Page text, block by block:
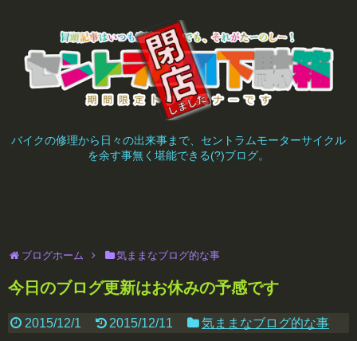
バイクの修理から日々の出来事まで、セントラムモーターサイクル
を余す事無く堪能できる(?)ブログ。
ブログホーム 気ままなブログ的な事
今日のブログ更新はお休みの予感です
2015/12/1 2015/12/11 気ままなブログ的な事